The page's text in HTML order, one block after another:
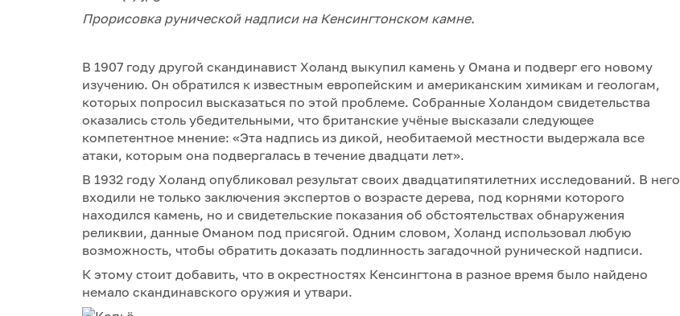
Прорисовка рунической надписи на Кенсингтонском камне.
В 1907 году другой скандинавист Холанд выкупил камень у Омана и подверг его новому
изучению. Он обратился к известным европейским и американским химикам и геологам,
которых попросил высказаться по этой проблеме. Собранные Холандом свидетельства
оказались столь убедительными, что британские учёные высказали следующее
компетентное мнение: «Эта надпись из дикой, необитаемой местности выдержала все
атаки, которым она подвергалась в течение двадцати лет».
В 1932 году Холанд опубликовал результат своих двадцатипятилетних исследований. В него
входили не только заключения экспертов о возрасте дерева, под корнями которого
находился камень, но и свидетельские показания об обстоятельствах обнаружения
реликвии, данные Оманом под присягой. Одним словом, Холанд использовал любую
возможность, чтобы обратить доказать подлинность загадочной рунической надписи.
К этому стоит добавить, что в окрестностях Кенсингтона в разное время было найдено
немало скандинавского оружия и утвари.